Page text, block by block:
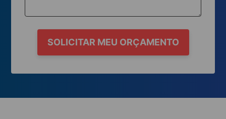
SOLICITAR MEU ORÇAMENTO